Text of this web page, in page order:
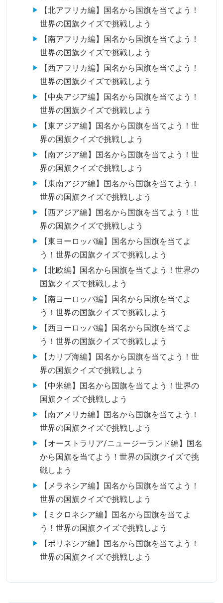
【北アフリカ編】国名から国旗を当てよう！
世界の国旗クイズで挑戦しよう
【南アフリカ編】国名から国旗を当てよう！
世界の国旗クイズで挑戦しよう
【西アフリカ編】国名から国旗を当てよう！
世界の国旗クイズで挑戦しよう
【中央アジア編】国名から国旗を当てよう！
世界の国旗クイズで挑戦しよう
【東アジア編】国名から国旗を当てよう！世
界の国旗クイズで挑戦しよう
【南アジア編】国名から国旗を当てよう！世
界の国旗クイズで挑戦しよう
【東南アジア編】国名から国旗を当てよう！
世界の国旗クイズで挑戦しよう
【西アジア編】国名から国旗を当てよう！世
界の国旗クイズで挑戦しよう
【東ヨーロッパ編】国名から国旗を当てよ
う！世界の国旗クイズで挑戦しよう
【北欧編】国名から国旗を当てよう！世界の
国旗クイズで挑戦しよう
【南ヨーロッパ編】国名から国旗を当てよ
う！世界の国旗クイズで挑戦しよう
【西ヨーロッパ編】国名から国旗を当てよ
う！世界の国旗クイズで挑戦しよう
【カリブ海編】国名から国旗を当てよう！世
界の国旗クイズで挑戦しよう
【中米編】国名から国旗を当てよう！世界の
国旗クイズで挑戦しよう
【南アメリカ編】国名から国旗を当てよう！
世界の国旗クイズで挑戦しよう
【オーストラリア/ニュージーランド編】国名
から国旗を当てよう！世界の国旗クイズで挑
戦しよう
【メラネシア編】国名から国旗を当てよう！
世界の国旗クイズで挑戦しよう
【ミクロネシア編】国名から国旗を当てよ
う！世界の国旗クイズで挑戦しよう
【ポリネシア編】国名から国旗を当てよう！
世界の国旗クイズで挑戦しよう